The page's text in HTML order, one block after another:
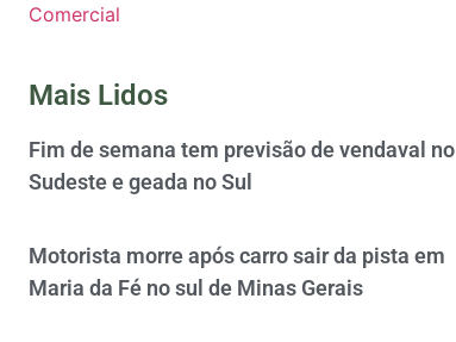
Comercial
Mais Lidos
Fim de semana tem previsão de vendaval no
Sudeste e geada no Sul
Motorista morre após carro sair da pista em
Maria da Fé no sul de Minas Gerais